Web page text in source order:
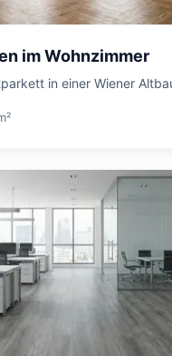
im Wohnzimmer
in einer Wiener